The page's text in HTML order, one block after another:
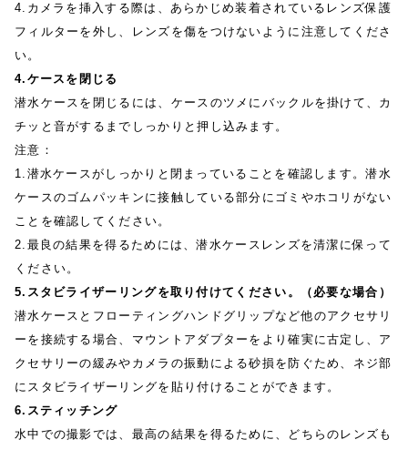
4.カメラを挿入する際は、あらかじめ装着されているレンズ保護
フィルターを外し、レンズを傷をつけないように注意してくださ
い。
4.ケースを閉じる
潜水ケースを閉じるには、ケースのツメにバックルを掛けて、カ
チッと音がするまでしっかりと押し込みます。
注意：
1.潜水ケースがしっかりと閉まっていることを確認します。潜水
ケースのゴムパッキンに接触している部分にゴミやホコリがない
ことを確認してください。
2.最良の結果を得るためには、潜水ケースレンズを清潔に保って
ください。
5.スタビライザーリングを取り付けてください。（必要な場合）
潜水ケースとフローティングハンドグリップなど他のアクセサリ
ーを接続する場合、マウントアダプターをより確実に古定し、ア
クセサリーの緩みやカメラの振動による砂損を防ぐため、ネジ部
にスタビライザーリングを貼り付けることができます。
6.スティッチング
水中での撮影では、最高の結果を得るために、どちらのレンズも